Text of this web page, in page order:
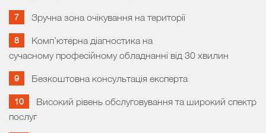
Зручна зона очікування на території
Комп’ютерна діагностика на
сучасному професійному обладнанні від 30 хвилин
Безкоштовна консультація експерта
Високий рівень обслуговування та широкий спектр
послуг